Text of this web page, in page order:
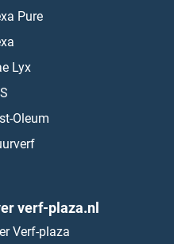
Pure
Lyx
Oleum
verf-plaza.nl
Verf-plaza